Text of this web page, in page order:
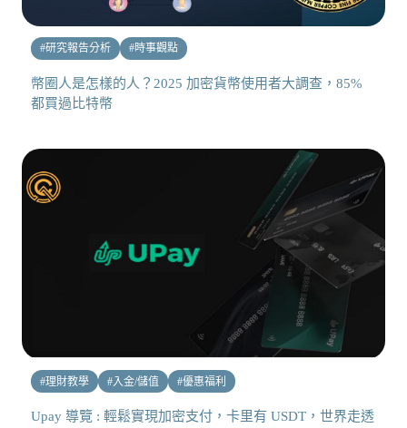
#研究報告分析 #時事觀點
幣圈人是怎樣的人？2025 加密貨幣使用者大調查，85%
都買過比特幣
#理財教學 #入金/儲值 #優惠福利
Upay 導覽 : 輕鬆實現加密支付，卡里有 USDT，世界走透